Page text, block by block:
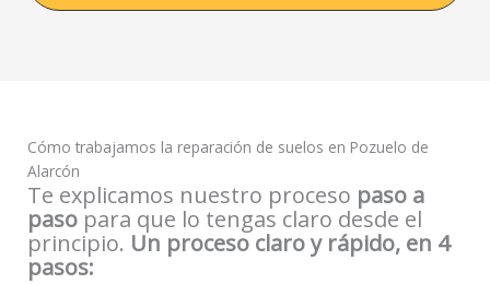
Cómo trabajamos la reparación de suelos en Pozuelo de
Alarcón
Te explicamos nuestro proceso paso a
paso para que lo tengas claro desde el
principio. Un proceso claro y rápido, en 4
pasos: